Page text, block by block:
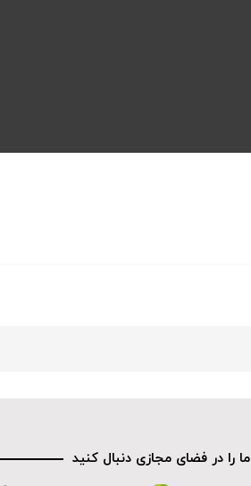
ما را در فضای مجازی دنبال کنید